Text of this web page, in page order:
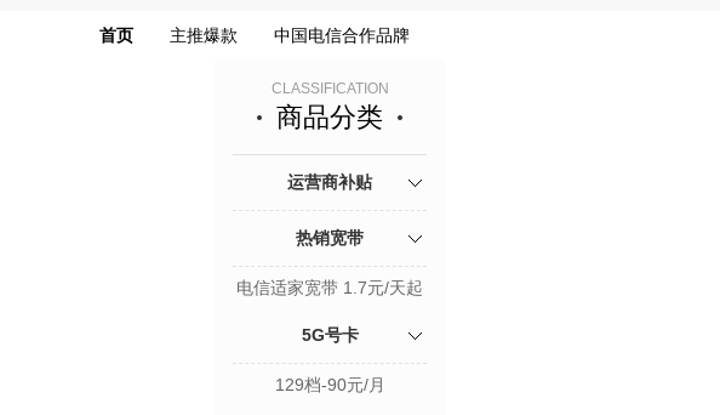
首页 主推爆款 中国电信合作品牌
CLASSIFICATION
商品分类
运营商补贴
热销宽带
电信适家宽带 1.7元/天起
5G号卡
129档-90元/月